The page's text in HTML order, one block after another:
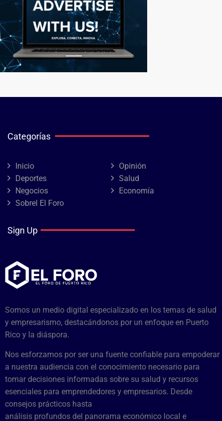
Categorías
Inicio
Opinión
Deportes
Salud
Negocios
Economía
Sobrel El Foro
Sign Up
Somos un medio digital especializado en los temas de salud
y empresarismo, destacándonos por un enfoque en Puerto
Rico y la diáspora.
Nos esforzamos por ser una fuente confiable para empoderar
a nuestra audiencia con el conocimiento necesario para
tomar decisiones informadas sobre su salud y recursos
esenciales para emprendedores y empresarios. Desde
consejos prácticos hasta
análisis profundos del panorama económico local e